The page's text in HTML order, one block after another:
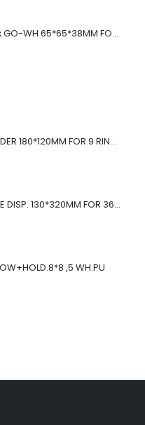
BERNS Geschenkbox GO-WH 65*65*38MM FOR SMALL SETS
BERNS ACR.RING HOLDER 180*120MM FOR 9 RINGS
BERNS ACR.OHRRINGE DISP. 130*320MM FOR 36 PAIRS
,5 WH.PU